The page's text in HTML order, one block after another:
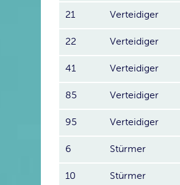
21 Verteidiger
22 Verteidiger
41 Verteidiger
85 Verteidiger
95 Verteidiger
6 Stürmer
10 Stürmer